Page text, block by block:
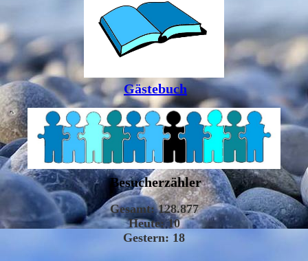
Gästebuch
Besucherzähler